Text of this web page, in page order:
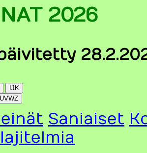
2026
Saniaiset